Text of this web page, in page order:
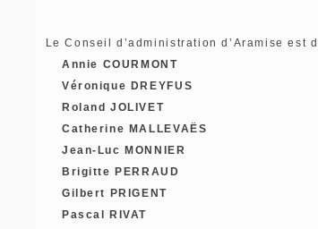
Le Conseil d’administration d’Aramise
Annie COURMONT
Véronique DREYFUS
Roland JOLIVET
Catherine MALLEVAËS
Jean-Luc MONNIER
Brigitte PERRAUD
Gilbert PRIGENT
Pascal RIVAT